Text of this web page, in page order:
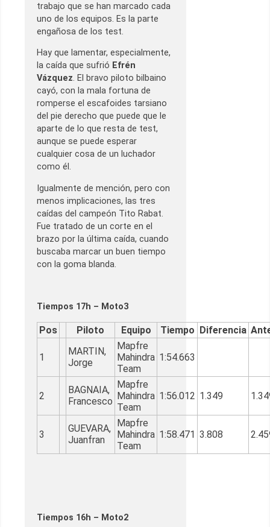
trabajo que se han marcado cada
uno de los equipos. Es la parte
engañosa de los test.
Hay que lamentar, especialmente,
la caída que sufrió Efrén
Vázquez. El bravo piloto bilbaino
cayó, con la mala fortuna de
romperse el escafoides tarsiano
del pie derecho que puede que le
aparte de lo que resta de test,
aunque se puede esperar
cualquier cosa de un luchador
como él.
Igualmente de mención, pero con
menos implicaciones, las tres
caídas del campeón Tito Rabat.
Fue tratado de un corte en el
brazo por la última caída, cuando
buscaba marcar un buen tiempo
con la goma blanda.
Tiempos 17h – Moto3
Pos Piloto Equipo Tiempo Diferencia
1
MARTIN,
Jorge
Mapfre
Mahindra
Team
1:54.663
2
BAGNAIA,
Francesco
Mapfre
Mahindra
Team
1:56.012 1.349
3
GUEVARA,
Juanfran
Mapfre
Mahindra
Team
1:58.471 3.808
Tiempos 16h – Moto2